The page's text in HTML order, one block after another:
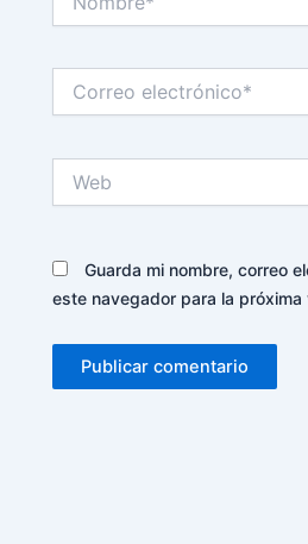
electrónico*
Guarda mi nombre, correo
este navegador para la próxima